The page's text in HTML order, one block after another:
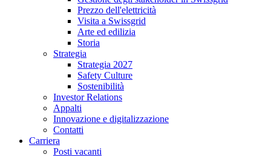
Prezzo dell'elettricità
Visita a Swissgrid
Arte ed edilizia
Storia
Strategia
Strategia 2027
Safety Culture
Sostenibilità
Investor Relations
Appalti
Innovazione e digitalizzazione
Contatti
Carriera
Posti vacanti